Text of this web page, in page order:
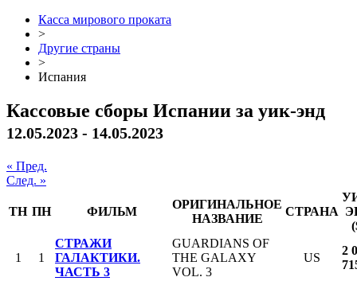
Касса мирового проката
>
Другие страны
>
Испания
Кассовые сборы Испании за уик-энд
12.05.2023 - 14.05.2023
« Пред.
След. »
ТН ПН ФИЛЬМ
ОРИГИНАЛЬНОЕ
НАЗВАНИЕ
СТРАНА
1 1
СТРАЖИ
ГАЛАКТИКИ.
ЧАСТЬ 3
GUARDIANS OF
THE GALAXY
VOL. 3
US
2